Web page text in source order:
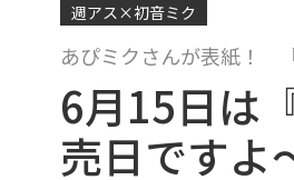
週アス×初音ミク
あぴミクさんが表紙！
6月15日は
売日ですよ